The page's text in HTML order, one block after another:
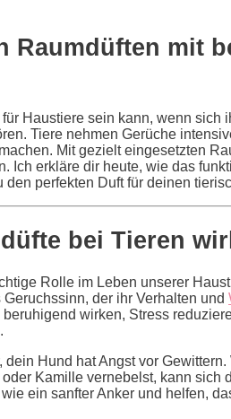
Raumdüften mit
Haustiere sein kann, wenn sich
Tiere nehmen Gerüche
Mit gezielt eingesetzten
Ich erkläre dir heute, wie das
den perfekten Duft für deinen
bei Tieren
Rolle im Leben unserer
der ihr Verhalten und
wirken, Stress
dein Hund hat Angst vor
Kamille vernebelst, kann sich
ein sanfter Anker und helfen,